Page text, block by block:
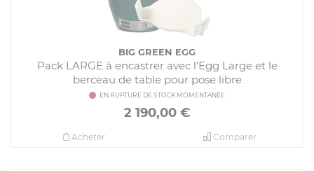
BIG GREEN EGG
Pack LARGE à encastrer avec l'Egg Large et le
berceau de table pour pose libre
EN RUPTURE DE STOCK MOMENTANÉE
2 190,00€
Comparer
Acheter